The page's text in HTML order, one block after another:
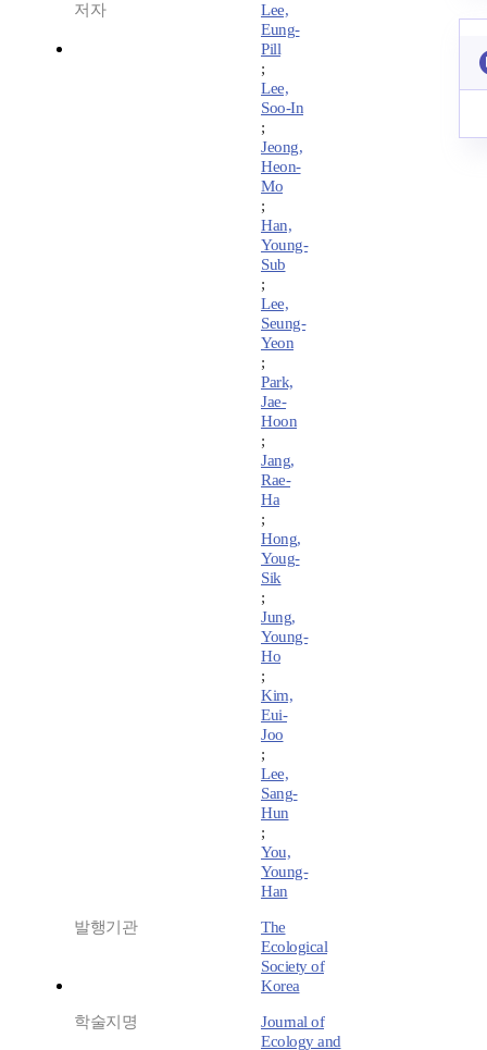
저자
Lee,
Eung-
Pill
;
Lee,
Soo-In
;
Jeong,
Heon-
Mo
;
Han,
Young-
Sub
;
Lee,
Seung-
Yeon
;
Park,
Jae-
Hoon
;
Jang,
Rae-
Ha
;
Hong,
Youg-
Sik
;
Jung,
Young-
Ho
;
Kim,
Eui-
Joo
;
Lee,
Sang-
Hun
;
You,
Young-
Han
발행기관
The
Ecological
Society of
Korea
학술지명
Journal of
Ecology and